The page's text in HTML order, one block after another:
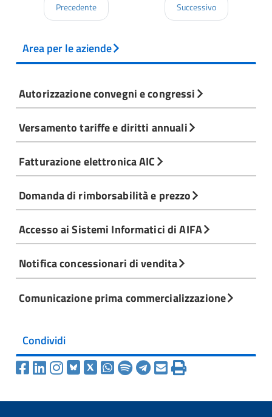
Precedente Successivo
Area per le aziende
Autorizzazione convegni e congressi
Versamento tariffe e diritti annuali
Fatturazione elettronica AIC
Domanda di rimborsabilità e prezzo
Accesso ai Sistemi Informatici di AIFA
Notifica concessionari di vendita
Comunicazione prima commercializzazione
Condividi